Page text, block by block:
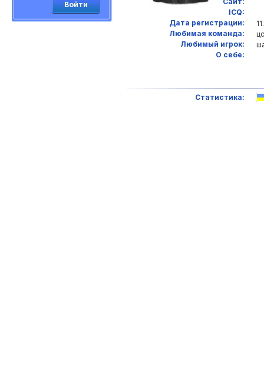
Войти
ICQ:
Дата регистрации:
Любимая команда:
Любимый игрок:
О себе:
Статистика: